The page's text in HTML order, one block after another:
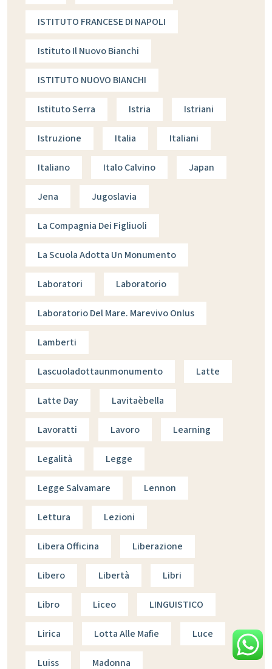
ISTITUTO FRANCESE DI NAPOLI
Istituto Il Nuovo Bianchi
ISTITUTO NUOVO BIANCHI
Istituto Serra Istria Istriani
Istruzione Italia Italiani
Italiano Italo Calvino Japan
Jena Jugoslavia
La Compagnia Dei Figliuoli
La Scuola Adotta Un Monumento
Laboratori Laboratorio
Laboratorio Del Mare. Marevivo Onlus
Lamberti
Lascuoladottaunmonumento Latte
Latte Day Lavitaèbella
Lavoratti Lavoro Learning
Legalità Legge
Legge Salvamare Lennon
Lettura Lezioni
Libera Officina Liberazione
Libero Libertà Libri
Libro Liceo LINGUISTICO
Lirica Lotta Alle Mafie Luce
Luiss Madonna